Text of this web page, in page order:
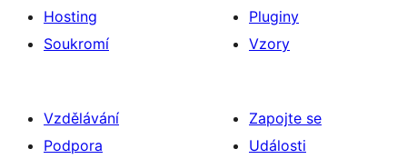
Hosting
Soukromí
Pluginy
Vzory
Vzdělávání
Podpora
Zapojte se
Události